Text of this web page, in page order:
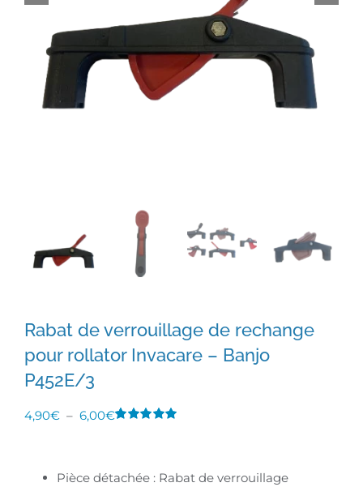
Rabat de verrouillage de rechange
pour rollator Invacare – Banjo
P452E/3
4,90€ – 6,00€Plage
Pièce détachée : Rabat de verrouillage